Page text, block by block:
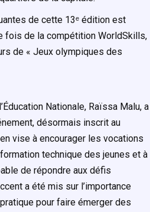
de cette 13ᵉ édition est
fois de la compétition WorldSkills,
de « Jeux olympiques des
Nationale, Raïssa Malu, a
désormais inscrit au
vise à encourager les vocations
technique des jeunes et à
de répondre aux défis
a été mis sur l’importance
pour faire émerger des